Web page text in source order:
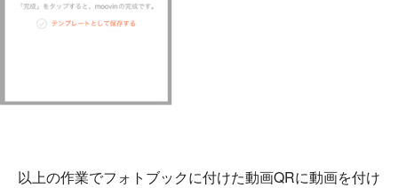
以上の作業でフォトブックに付けた動画QRに動画を付け